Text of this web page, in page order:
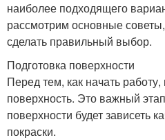
наиболее подходящего
рассмотрим основные
сделать правильный выбор.
Подготовка поверхности
Перед тем, как начать
поверхность. Это важный
поверхности будет зависеть
покраски.